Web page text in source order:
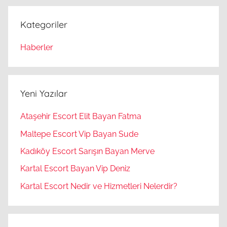
Kategoriler
Haberler
Yeni Yazılar
Ataşehir Escort Elit Bayan Fatma
Maltepe Escort Vip Bayan Sude
Kadıköy Escort Sarışın Bayan Merve
Kartal Escort Bayan Vip Deniz
Kartal Escort Nedir ve Hizmetleri Nelerdir?